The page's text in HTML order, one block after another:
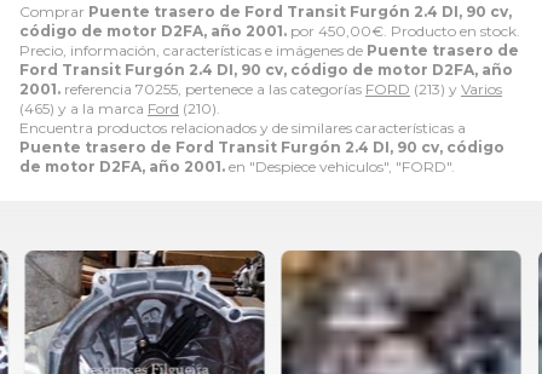
Comprar Puente trasero de Ford Transit Furgón 2.4 DI, 90 cv,
código de motor D2FA, año 2001. por 450,00€ . Producto en stock.
Precio, información, características e imágenes de Puente trasero de
Ford Transit Furgón 2.4 DI, 90 cv, código de motor D2FA, año
2001. referencia 70255, pertenece a las categorías FORD (213) y Varios
(465) y a la marca Ford (210).
Encuentra productos relacionados y de similares características a
Puente trasero de Ford Transit Furgón 2.4 DI, 90 cv, código
de motor D2FA, año 2001. en "Despiece vehiculos", "FORD".